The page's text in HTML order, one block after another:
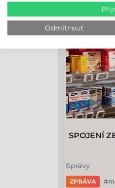
SPOJENÍ
Správy
ZPRÁVA
Odmítnout